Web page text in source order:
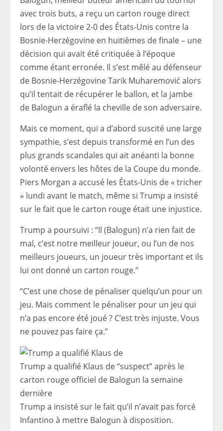
avec trois buts, a reçu un carton rouge direct
lors de la victoire 2-0 des États-Unis contre la
Bosnie-Herzégovine en huitièmes de finale – une
décision qui avait été critiquée à l’époque
comme étant erronée. Il s’est mêlé au défenseur
de Bosnie-Herzégovine Tarik Muharemović alors
qu’il tentait de récupérer le ballon, et la jambe
de Balogun a éraflé la cheville de son adversaire.
Mais ce moment, qui a d’abord suscité une large
sympathie, s’est depuis transformé en l’un des
plus grands scandales qui ait anéanti la bonne
volonté envers les hôtes de la Coupe du monde.
Piers Morgan a accusé les États-Unis de « tricher
» lundi avant le match, même si Trump a insisté
sur le fait que le carton rouge était une injustice.
Trump a poursuivi : “Il (Balogun) n’a rien fait de
mal, c’est notre meilleur joueur, ou l’un de nos
meilleurs joueurs, un joueur très important et ils
lui ont donné un carton rouge.”
“C’est une chose de pénaliser quelqu’un pour un
jeu. Mais comment le pénaliser pour un jeu qui
n’a pas encore été joué ? C’est très injuste. Vous
ne pouvez pas faire ça.”
Trump a qualifié Klaus de “suspect” après le
carton rouge officiel de Balogun la semaine
dernière
Trump a insisté sur le fait qu’il n’avait pas forcé
Infantino à mettre Balogun à disposition.